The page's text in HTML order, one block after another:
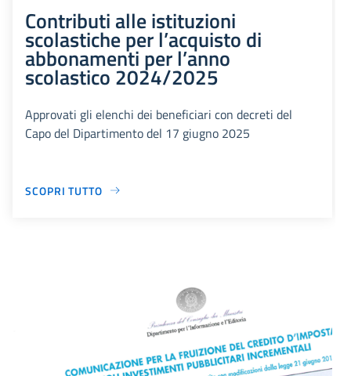
Contributi alle istituzioni
scolastiche per l’acquisto di
abbonamenti per l’anno
scolastico 2024/2025
Approvati gli elenchi dei beneficiari con decreti del
Capo del Dipartimento del 17 giugno 2025
SCOPRI TUTTO